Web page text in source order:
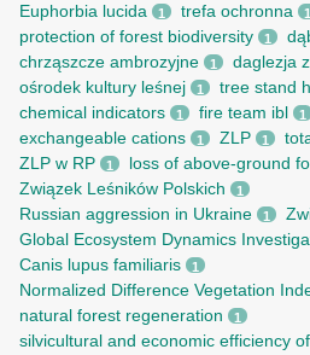
Euphorbia lucida 1 trefa ochronna 1
protection of forest biodiversity 1
chrząszcze ambrozyjne 1 daglezja
ośrodek kultury leśnej 1 tree stand
chemical indicators 1 fire team ibl 1
exchangeable cations 1 ZLP 1
ZLP w RP 1 loss of above-ground
Związek Leśników Polskich 1
Russian aggression in Ukraine 1
Global Ecosystem Dynamics
Canis lupus familiaris 1
Normalized Difference Vegetation
natural forest regeneration 1
silvicultural and economic efficiency